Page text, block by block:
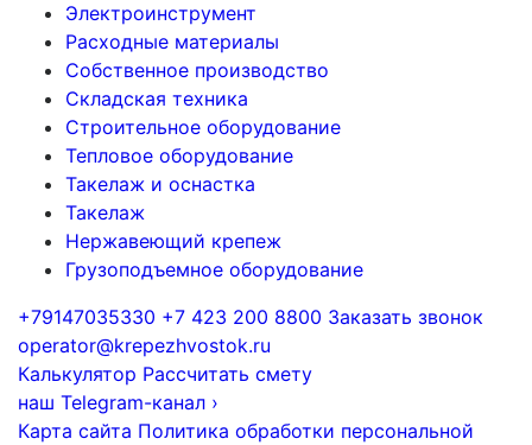
Электроинструмент
Расходные материалы
Собственное производство
Складская техника
Строительное оборудование
Тепловое оборудование
Такелаж и оснастка
Такелаж
Нержавеющий крепеж
Грузоподъемное оборудование
+79147035330 +7 423 200 8800 Заказать звонок
operator@krepezhvostok.ru
Калькулятор Рассчитать смету
наш Telegram-канал ›
Карта сайта Политика обработки персональной